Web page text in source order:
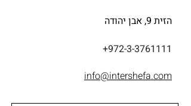
הזית 9, אבן יהודה
+972-3-3761111
info@intershefa.com